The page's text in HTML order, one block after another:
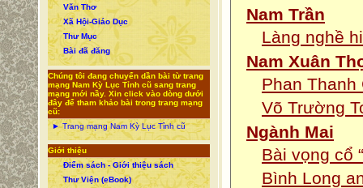
Văn Thơ
Xã Hội-Giáo Dục
Thư Mục
Bài đã đăng
Chúng tôi đang chuyển dần bài từ trang
mạng Nam Kỳ Lục Tỉnh cũ sang trang
mạng mới nầy. Xin click vào dòng dưới
đây để tham khảo bài trong trang mạng
cũ:
► Trang mạng Nam Kỳ Lục Tỉnh cũ
Giới thiệu
Điểm sách - Giới thiệu sách
Thư Viện (eBook)
Nam Trần
Làng nghề
Nam Xuân
Phan Thanh
Võ Trường
Ngành Mai
Bài vọng cổ
Bình Long